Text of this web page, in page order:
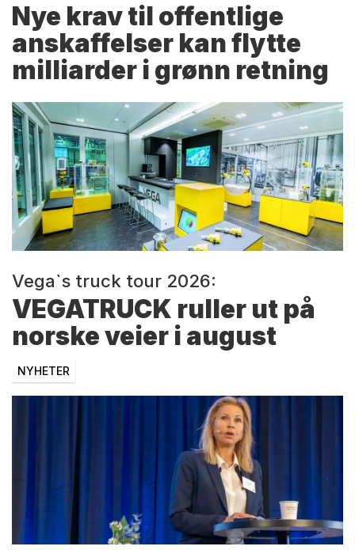
Nye krav til offentlige
anskaffelser kan flytte
milliarder i grønn retning
Vega`s truck tour 2026:
VEGATRUCK ruller ut på
norske veier i august
NYHETER